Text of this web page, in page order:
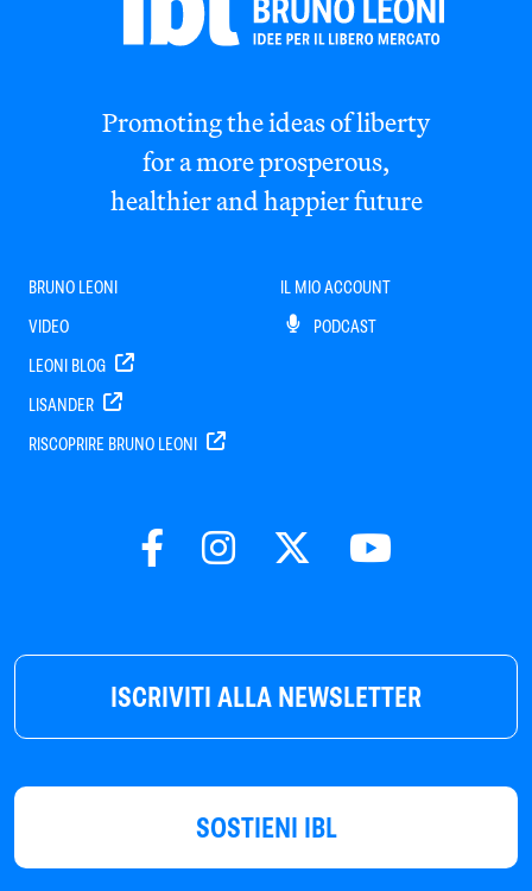
ISCRIVITI ALLA NEWSLETTER
SOSTIENI IBL
Promoting the ideas of liberty
for a more prosperous,
healthier and happier future
BRUNO LEONI
VIDEO
LEONI BLOG
LISANDER
RISCOPRIRE BRUNO LEONI
IL MIO ACCOUNT
PODCAST